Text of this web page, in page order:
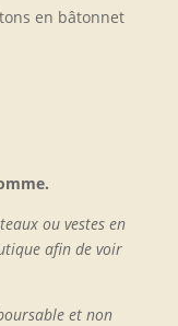
en bâtonnet
ou vestes en
afin de voir
et non